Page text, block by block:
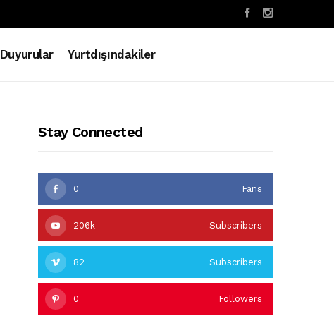
Duyurular Yurtdışındakiler
Stay Connected
0 Fans
206k Subscribers
82 Subscribers
0 Followers